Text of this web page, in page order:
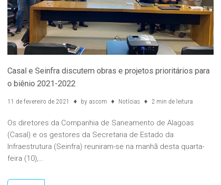
Casal e Seinfra discutem obras e projetos prioritários para
o biênio 2021-2022
11 de fevereiro de 2021 by ascom Notícias 2 min de leitura
Os diretores da Companhia de Saneamento de Alagoas
(Casal) e os gestores da Secretaria de Estado da
Infraestrutura (Seinfra) reuniram-se na manhã desta quarta-
feira (10),…